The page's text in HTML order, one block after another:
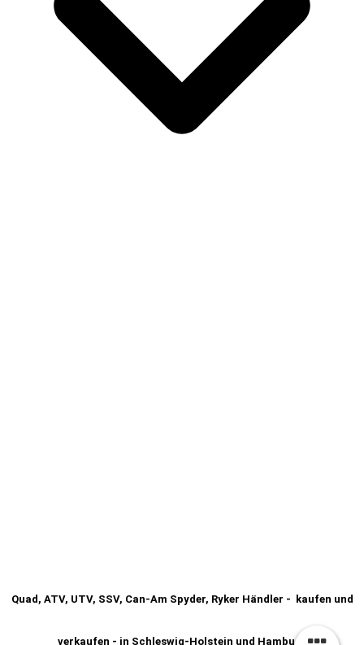
Quad, ATV, UTV, SSV, Can-Am Spyder, Ryker Händler - kaufen und
verkaufen - in Schleswig-Holstein und Hamburg